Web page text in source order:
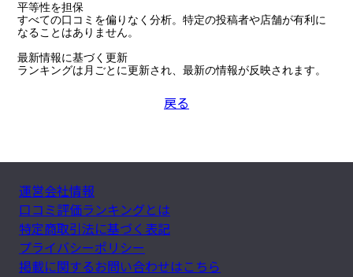
平等性を担保
すべての口コミを偏りなく分析。特定の投稿者や店舗が有利に
なることはありません。
最新情報に基づく更新
ランキングは月ごとに更新され、最新の情報が反映されます。
戻る
運営会社情報
口コミ評価ランキングとは
特定商取引法に基づく表記
プライバシーポリシー
掲載に関するお問い合わせはこちら